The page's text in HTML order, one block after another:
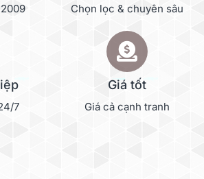
Chọn lọc & chuyên sâu
7
Giá tốt
Giá cả cạnh tranh